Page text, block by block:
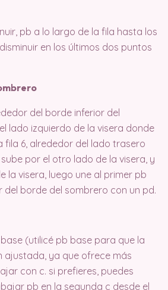
pb a lo largo de la fila hasta los
en los últimos dos puntos
del borde inferior del
lado izquierdo de la visera donde
fila 6, alrededor del lado trasero
por el otro lado de la visera, y
la visera, luego une al primer pb
borde del sombrero con un pd.
(utilicé pb base para que la
ajustada, ya que ofrece más
con c. si prefieres, puedes
pb en la segunda c desde el